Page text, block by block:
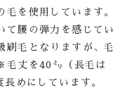
毛を使用しています。
て腰の弾力を感じてい
刷毛となりますが、毛
丈を40㍉（長毛は
めにしています。